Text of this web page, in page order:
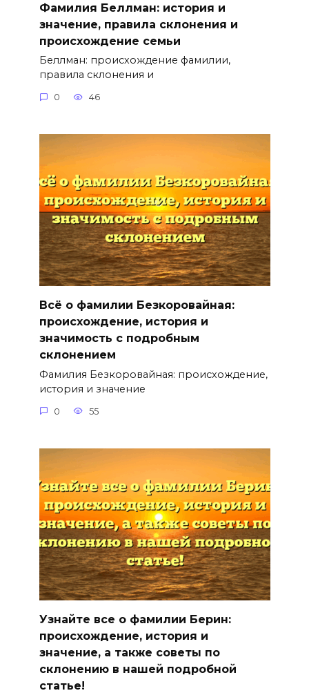
Фамилия Беллман: история и
значение, правила склонения и
происхождение семьи
Беллман: происхождение фамилии,
правила склонения и
0 46
Всё о фамилии Безкоровайная:
происхождение, история и
значимость с подробным
склонением
Фамилия Безкоровайная: происхождение,
история и значение
0 55
Узнайте все о фамилии Берин:
происхождение, история и
значение, а также советы по
склонению в нашей подробной
статье!